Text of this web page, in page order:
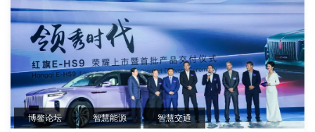
博鳌论坛 智慧能源 智慧交通